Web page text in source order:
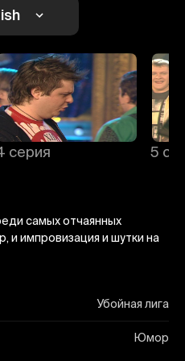
серия 5
самых отчаянных
и импровизация и шутки на
Убойная лига
Юмор